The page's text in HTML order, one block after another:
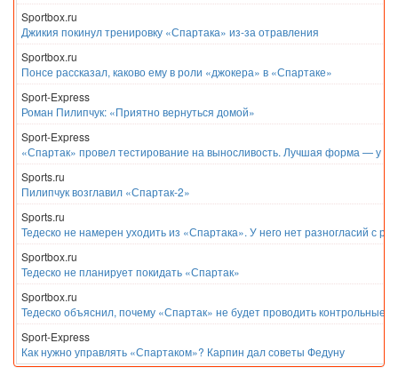
Sportbox.ru
Джикия покинул тренировку «Спартака» из-за отравления
Sportbox.ru
Понсе рассказал, каково ему в роли «джокера» в «Спартаке»
Sport-Express
Роман Пилипчук: «Приятно вернуться домой»
Sport-Express
«Спартак» провел тестирование на выносливость. Лучшая форма — у
Sports.ru
Пилипчук возглавил «Спартак-2»
Sports.ru
Тедеско не намерен уходить из «Спартака». У него нет разногласий с
Sportbox.ru
Тедеско не планирует покидать «Спартак»
Sportbox.ru
Тедеско объяснил, почему «Спартак» не будет проводить контрольные
Sport-Express
Как нужно управлять «Спартаком»? Карпин дал советы Федуну